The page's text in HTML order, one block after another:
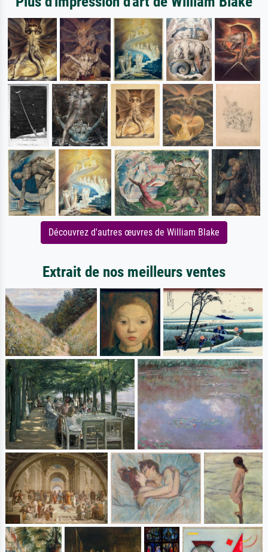
Découvrez d'autres œuvres de William Blake
Extrait de nos meilleurs ventes